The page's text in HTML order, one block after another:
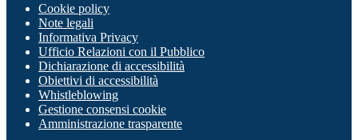
Cookie policy
Note legali
Informativa Privacy
Ufficio Relazioni con il Pubblico
Dichiarazione di accessibilità
Obiettivi di accessibilità
Whistleblowing
Gestione consensi cookie
Amministrazione trasparente